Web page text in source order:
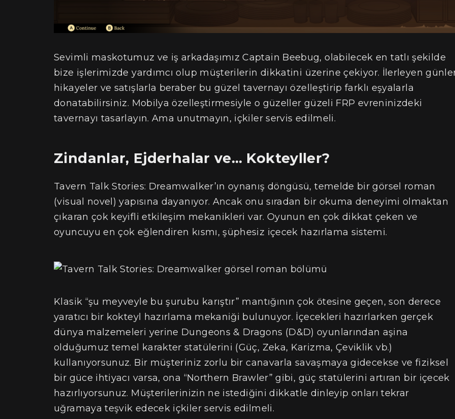
Sevimli maskotumuz ve iş arkadaşımız Captain Beebug, olabilecek en tatlı şekilde
bize işlerimizde yardımcı olup müşterilerin dikkatini üzerine çekiyor. İlerleyen
hikayeler ve satışlarla beraber bu güzel tavernayı özelleştirip farklı eşyalarla
donatabilirsiniz. Mobilya özelleştirmesiyle o güzeller güzeli FRP evreninizdeki
tavernayı tasarlayın. Ama unutmayın, içkiler servis edilmeli.
Zindanlar, Ejderhalar ve… Kokteyller?
Tavern Talk Stories: Dreamwalker’ın oynanış döngüsü, temelde bir görsel roman
(visual novel) yapısına dayanıyor. Ancak onu sıradan bir okuma deneyimi olmaktan
çıkaran çok keyifli etkileşim mekanikleri var. Oyunun en çok dikkat çeken ve
oyuncuyu en çok eğlendiren kısmı, şüphesiz içecek hazırlama sistemi.
Klasik “şu meyveyle bu şurubu karıştır” mantığının çok ötesine geçen, son derece
yaratıcı bir kokteyl hazırlama mekaniği bulunuyor. İçecekleri hazırlarken gerçek
dünya malzemeleri yerine Dungeons & Dragons (D&D) oyunlarından aşina
olduğumuz temel karakter statülerini (Güç, Zeka, Karizma, Çeviklik vb.)
kullanıyorsunuz. Bir müşteriniz zorlu bir canavarla savaşmaya gidecekse ve fiziksel
bir güce ihtiyacı varsa, ona “Northern Brawler” gibi, güç statülerini artıran bir içecek
hazırlıyorsunuz. Müşterilerinizin ne istediğini dikkatle dinleyip onları tekrar
uğramaya teşvik edecek içkiler servis edilmeli.